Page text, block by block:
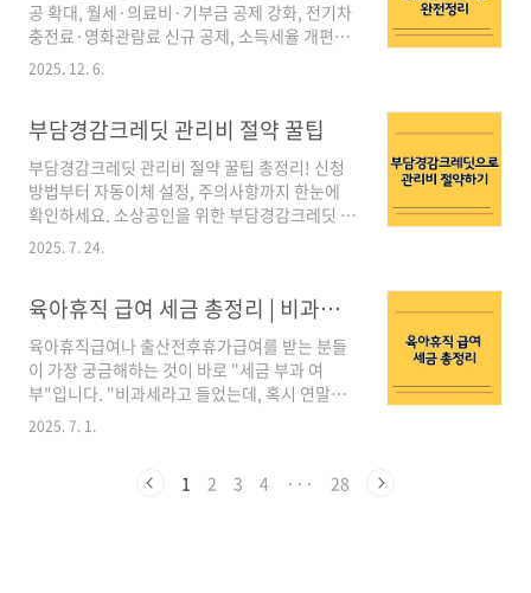
야 환급금을 극대화할 수 있습니다.지금부터 연
말정산 간소화 서비스의 사용법부터 주의사항,
절세 꿀팁까지 총정리해드립니다.연말정산, 어렵
정산 간소화 서비스란?연말정산 간소화 서비스
는 국세청 홈택스에서 제공하는 공제 자료 통합
조회 시스템입니다..
공 확대, 월세·의료비·기부금 공제 강화, 전기차
충전료·영화관람료 신규 공제, 소득세율 개편까
지 핵심만 빠르게 확인하세요. 2025 연말정산,
체크해야 합니다.같은 연봉이라도 공제 항목을
얼마나 챙기느냐에 따라 ‘13월의 월급’이 될 수
도, 반대로 세금 폭탄이 될 수도 있기 때문이죠.
2025년 연말정산은 다음과 같은 변화가 핵심 흐
름입니다.간소화 자료 일괄제공 서비스 확대신용
카드·월세·의료비·기부금 등 소득·세액공제 강
목 추가일부 출산 관련 세액공제 폐지·축소소득
세율(과세표준 구간) 개편으로 저소득층은 유리,
고소..
2025. 12. 6.
부담경감크레딧 관리비 절약 꿀팁
부담경감크레딧 관리비 절약 꿀팁 총정리! 신청
방법부터 자동이체 설정, 주의사항까지 한눈에
확인하세요. 소상공인을 위한 부담경감크레딧 제
도가 최근 다시 주목받고 있습니다. 매달 고정적
분들이 관심을 갖고 있는데요. 특히 “관리비도 지
원 받을 수 있을까요?”라는 질문이 자주 나올 만
큼, 이 제도의 활용 범위가 예상보다 넓다는 점이
주목할 만합니다. 이 글에서는 부담경감크레딧
관리비 활용법을 중심으로 아래 내용을 꼼꼼하게
정리했습니다. 이 글을 끝까지 읽으시면 신청부
한 번에 확인할 수 있습니다.부담경감크레딧이란
무엇인지관리비 포함 사용처와 자동이체 설정법
2025. 7. 24.
육아휴직 급여 세금 총정리 | 비과세·과세 기준부터 연말정산 팁까지
육아휴직급여나 출산전후휴가급여를 받는 분들
이 가장 궁금해하는 것이 바로 "세금 부과 여
부"입니다. "비과세라고 들었는데, 혹시 연말정
산 때 다시 세금을 내야 하나요?" 같은 질문은 실
는 복지성 지원금이기 때문에, 일반적인 근로소
2025. 7. 1.
1 2 3 4 ··· 28